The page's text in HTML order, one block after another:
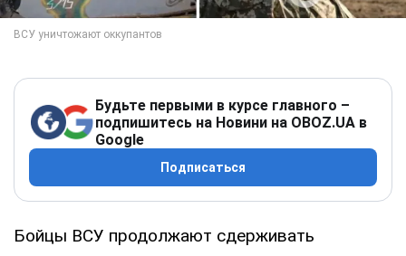
Будьте первыми в курсе главного –
подпишитесь на Новини на OBOZ.UA в
Google
Подписаться
Бойцы ВСУ продолжают сдерживать